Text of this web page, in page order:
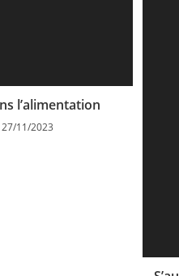
l’alimentation
27/11/2023